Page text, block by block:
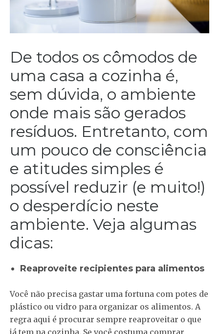
De todos os cômodos de
uma casa a cozinha é,
sem dúvida, o ambiente
onde mais são gerados
resíduos. Entretanto, com
um pouco de consciência
e atitudes simples é
possível reduzir (e muito!)
o desperdício neste
ambiente. Veja algumas
dicas:
Reaproveite recipientes para alimentos
Você não precisa gastar uma fortuna com potes de
plástico ou vidro para organizar os alimentos. A
regra aqui é procurar sempre reaproveitar o que